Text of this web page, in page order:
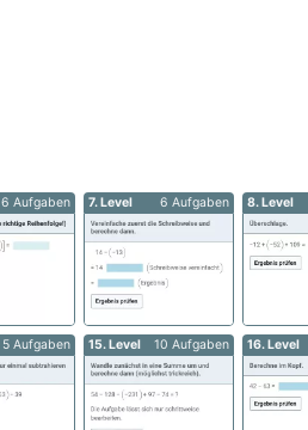
6 Aufgaben 7. Level 6 Aufgaben 8. Level
5 Aufgaben 15. Level 10 Aufgaben 16. Level